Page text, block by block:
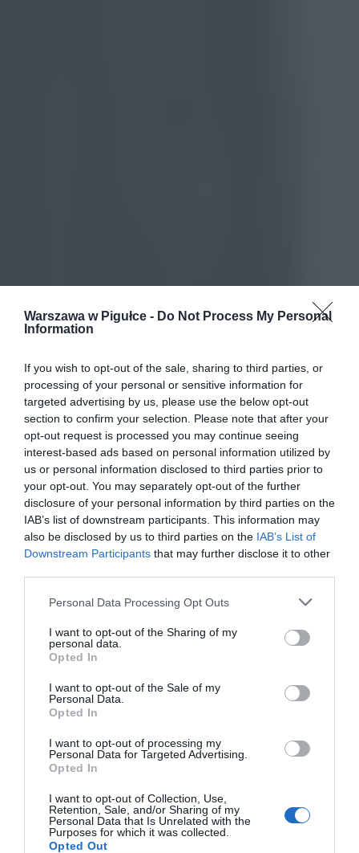
Warszawa w Pigułce - Do Not Process My Personal
Information
If you wish to opt-out of the sale, sharing to third parties, or
processing of your personal or sensitive information for
targeted advertising by us, please use the below opt-out
section to confirm your selection. Please note that after your
opt-out request is processed you may continue seeing
interest-based ads based on personal information utilized by
us or personal information disclosed to third parties prior to
your opt-out. You may separately opt-out of the further
disclosure of your personal information by third parties on the
IAB’s list of downstream participants. This information may
also be disclosed by us to third parties on the IAB’s List of
Downstream Participants that may further disclose it to other
Personal Data Processing Opt Outs
I want to opt-out of the Sharing of my
personal data.
Opted In
I want to opt-out of the Sale of my
Personal Data.
Opted In
I want to opt-out of processing my
Personal Data for Targeted Advertising.
Opted In
I want to opt-out of Collection, Use,
Retention, Sale, and/or Sharing of my
Personal Data that Is Unrelated with the
Purposes for which it was collected.
Opted Out